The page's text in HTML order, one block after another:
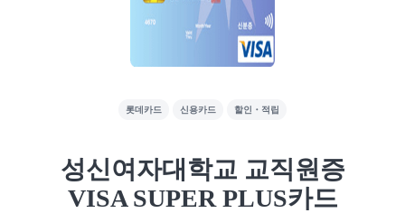
롯데카드 신용카드 할인・적립
성신여자대학교 교직원증
VISA SUPER PLUS카드